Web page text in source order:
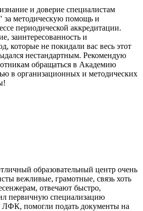
и доверие специалистам
методическую помощь и
периодической аккредитации.
заинтересованность и
которые не покидали вас весь этот
нестандартным. Рекомендую
обращаться в Академию
в организационных и методических
образовательный центр очень
вежливые, грамотные, связь хоть
отвечают быстро,
первичную специализацию
ЛФК, помогли подать документы на